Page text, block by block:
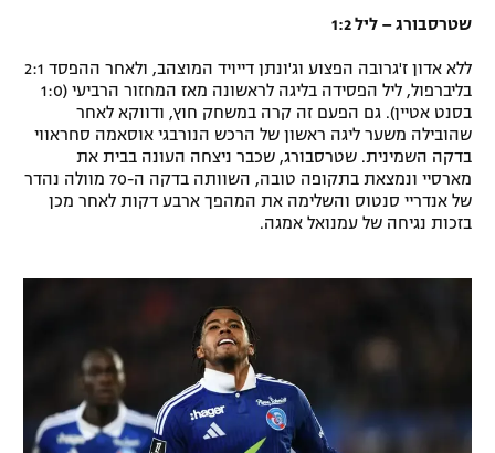
שטרסבורג – ליל 1:2
ללא אדון ז'גרובה הפצוע וג'ונתן דייויד המוצהב, ולאחר ההפסד 2:1
בליברפול, ליל הפסידה בליגה לראשונה מאז המחזור הרביעי (1:0
בסנט אטיין). גם הפעם זה קרה במשחק חוץ, ודווקא לאחר
שהובילה משער ליגה ראשון של הרכש הנורבגי אוסאמה סחראווי
בדקה השמינית. שטרסבורג, שכבר ניצחה העונה בבית את
מארסיי ונמצאת בתקופה טובה, השוותה בדקה ה-70 מוולה נהדר
של אנדריי סנטוס והשלימה את המהפך ארבע דקות לאחר מכן
בזכות נגיחה של עמנואל אמגה.